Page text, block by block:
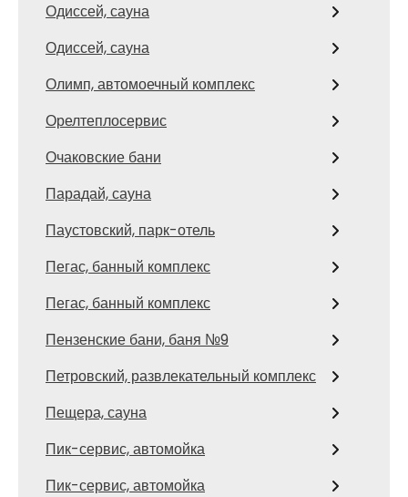
Одиссей, сауна
Одиссей, сауна
Олимп, автомоечный комплекс
Орелтеплосервис
Очаковские бани
Парадай, сауна
Паустовский, парк-отель
Пегас, банный комплекс
Пегас, банный комплекс
Пензенские бани, баня №9
Петровский, развлекательный комплекс
Пещера, сауна
Пик-сервис, автомойка
Пик-сервис, автомойка